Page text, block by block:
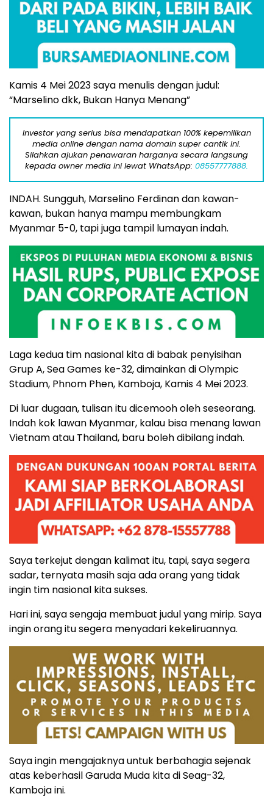
Kamis 4 Mei 2023 saya menulis dengan judul:
“Marselino dkk, Bukan Hanya Menang”
Investor yang serius bisa mendapatkan 100% kepemilikan
media online dengan nama domain super cantik ini.
Silahkan ajukan penawaran harganya secara langsung
kepada owner media ini lewat WhatsApp: 08557777888.
INDAH. Sungguh, Marselino Ferdinan dan kawan-
kawan, bukan hanya mampu membungkam
Myanmar 5-0, tapi juga tampil lumayan indah.
Laga kedua tim nasional kita di babak penyisihan
Grup A, Sea Games ke-32, dimainkan di Olympic
Stadium, Phnom Phen, Kamboja, Kamis 4 Mei 2023.
Di luar dugaan, tulisan itu dicemooh oleh seseorang.
Indah kok lawan Myanmar, kalau bisa menang lawan
Vietnam atau Thailand, baru boleh dibilang indah.
Saya terkejut dengan kalimat itu, tapi, saya segera
sadar, ternyata masih saja ada orang yang tidak
ingin tim nasional kita sukses.
Hari ini, saya sengaja membuat judul yang mirip. Saya
ingin orang itu segera menyadari kekeliruannya.
Saya ingin mengajaknya untuk berbahagia sejenak
atas keberhasil Garuda Muda kita di Seag-32,
Kamboja ini.